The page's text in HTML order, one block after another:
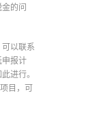
的问
以联系
报计
进行。
目，可